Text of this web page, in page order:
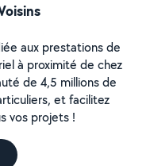
aux prestations de
à proximité de chez
de 4,5 millions de
et facilitez
vos projets !